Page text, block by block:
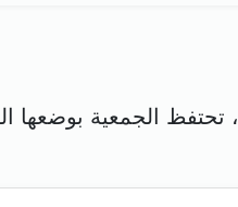
تحتفظ الجمعية بوضعها